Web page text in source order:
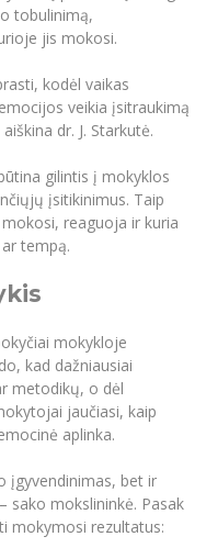
tobulinimą,
jis mokosi.
kodėl vaikas
veikia įsitraukimą
dr. J. Starkutė.
gilintis į mokyklos
įsitikinimus. Taip
reaguoja ir kuria
tempą.
mokykloje
kad dažniausiai
metodikų, o dėl
jaučiasi, kaip
aplinka.
įgyvendinimas, bet ir
sako mokslininkė. Pasak
mokymosi rezultatus: